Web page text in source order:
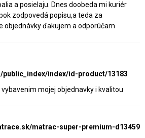
a posielaju. Dnes doobeda mi kuriér
zodpovedá popisu,a teda za
objednávky ďakujem a odporúčam
index/id-product/13183
mojej objednavky i kvalitou
matrac-super-premium-d13459